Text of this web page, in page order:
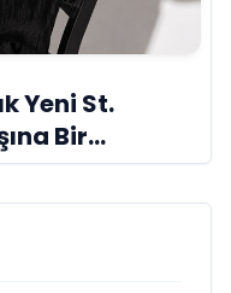
Yeni St.
Bir